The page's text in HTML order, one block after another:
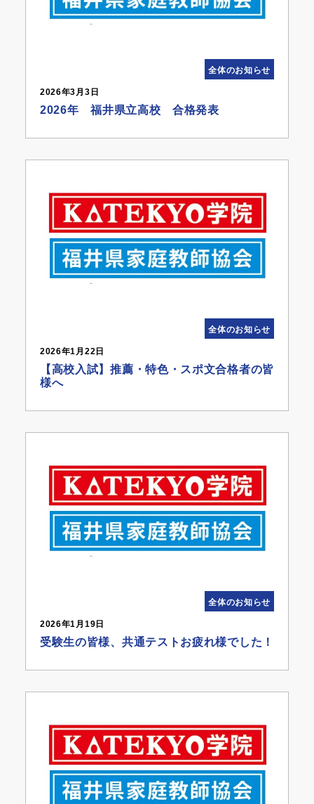
全体のお知らせ
2026年3月3日
2026年 福井県立高校 合格発表
全体のお知らせ
2026年1月22日
【高校入試】推薦・特色・スポ文合格者の皆
様へ
全体のお知らせ
2026年1月19日
受験生の皆様、共通テストお疲れ様でした！